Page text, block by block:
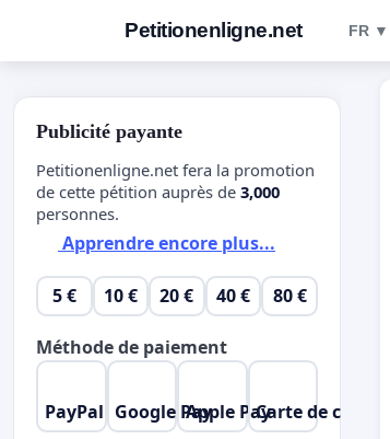
Petitionenligne.net FR ▼
Publicité payante
Petitionenligne.net fera la promotion
de cette pétition auprès de 3,000
personnes.
Apprendre encore plus...
5 € 10 € 20 € 40 € 80 €
Méthode de paiement
PayPal Google PayApple PayCarte de crédit